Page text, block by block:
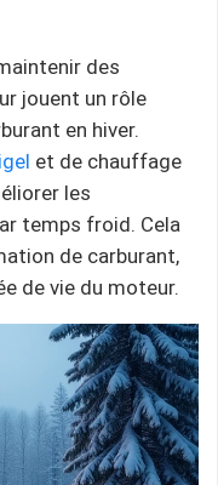
des
jouent un rôle
en hiver.
et de chauffage
les
temps froid. Cela
de carburant,
de vie du moteur.